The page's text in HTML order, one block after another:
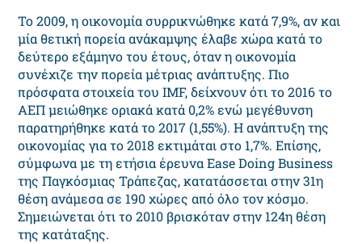
Το 2009, η οικονομία συρρικνώθηκε κατά 7,9%, αν και
μία θετική πορεία ανάκαμψης έλαβε χώρα κατά το
δεύτερο εξάμηνο του έτους, όταν η οικονομία
συνέχιζε την πορεία μέτριας ανάπτυξης. Πιο
πρόσφατα στοιχεία του ΙMF, δείχνουν ότι το 2016 το
ΑΕΠ μειώθηκε οριακά κατά 0,2% ενώ μεγέθυνση
παρατηρήθηκε κατά το 2017 (1,55%). Η ανάπτυξη της
οικονομίας για το 2018 εκτιμάται στο 1,7%. Επίσης,
σύμφωνα με τη ετήσια έρευνα Ease Doing Business
της Παγκόσμιας Τράπεζας, κατατάσσεται στην 31η
θέση ανάμεσα σε 190 χώρες από όλο τον κόσμο.
Σημειώνεται ότι το 2010 βρισκόταν στην 124η θέση
της κατάταξης.